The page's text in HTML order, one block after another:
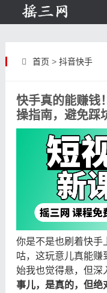
首页 > 抖音快手
快手真的能赚钱
操指南，避免踩
你是不是也刷着快手
咕，这玩意儿真能
始我也觉得悬，但深
事儿，是真的，但绝